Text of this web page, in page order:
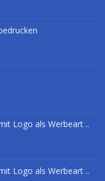
Logo als Werbeart ..
Logo als Werbeart ..